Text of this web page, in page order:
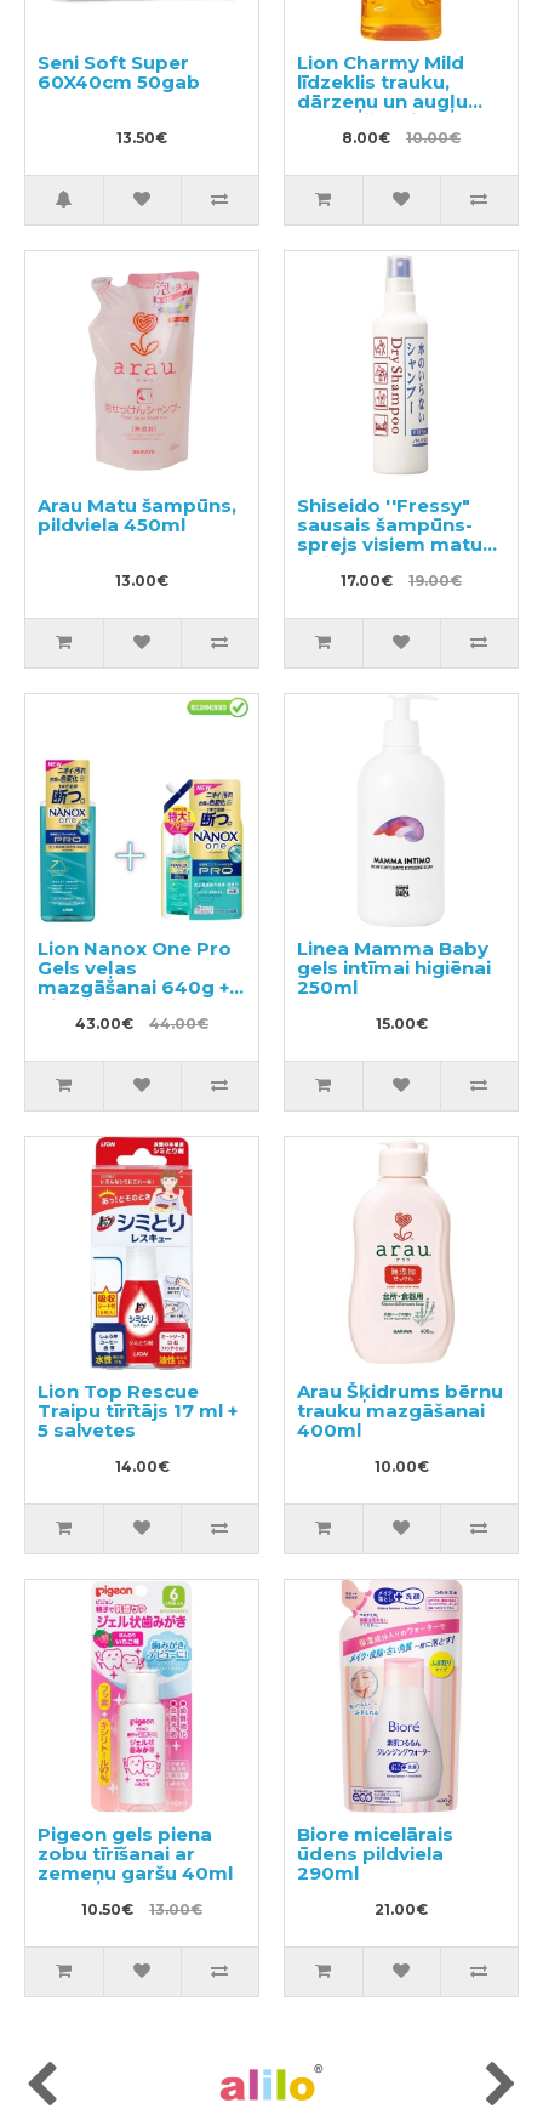
Seni Soft Super
60X40cm 50gab
13.50€
Lion Charmy Mild
līdzeklis trauku,
dārzeņu un augļu
mazgāšanai, ar
apelsīna eļļu,
8.00€ 10.00€
Arau Matu šampūns,
pildviela 450ml
13.00€
Shiseido ''Fressy"
sausais šampūns-
sprejs visiem matu
tipiem 150ml
17.00€ 19.00€
Lion Nanox One Pro
Gels veļas
mazgāšanai 640g +
pildviela 790g
43.00€ 44.00€
Linea Mamma Baby
gels intīmai higiēnai
250ml
15.00€
Lion Top Rescue
Traipu tīrītājs 17 ml +
5 salvetes
14.00€
Arau Šķidrums bērnu
trauku mazgāšanai
400ml
10.00€
Pigeon gels piena
zobu tīrīšanai ar
zemeņu garšu 40ml
10.50€ 13.00€
Biore micelārais
ūdens pildviela
290ml
21.00€